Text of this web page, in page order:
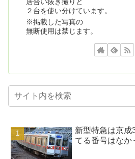
２台を使い分けています。
※掲載した写真の
無断使用は禁じます。
新型特急は京成
てる番号はなか